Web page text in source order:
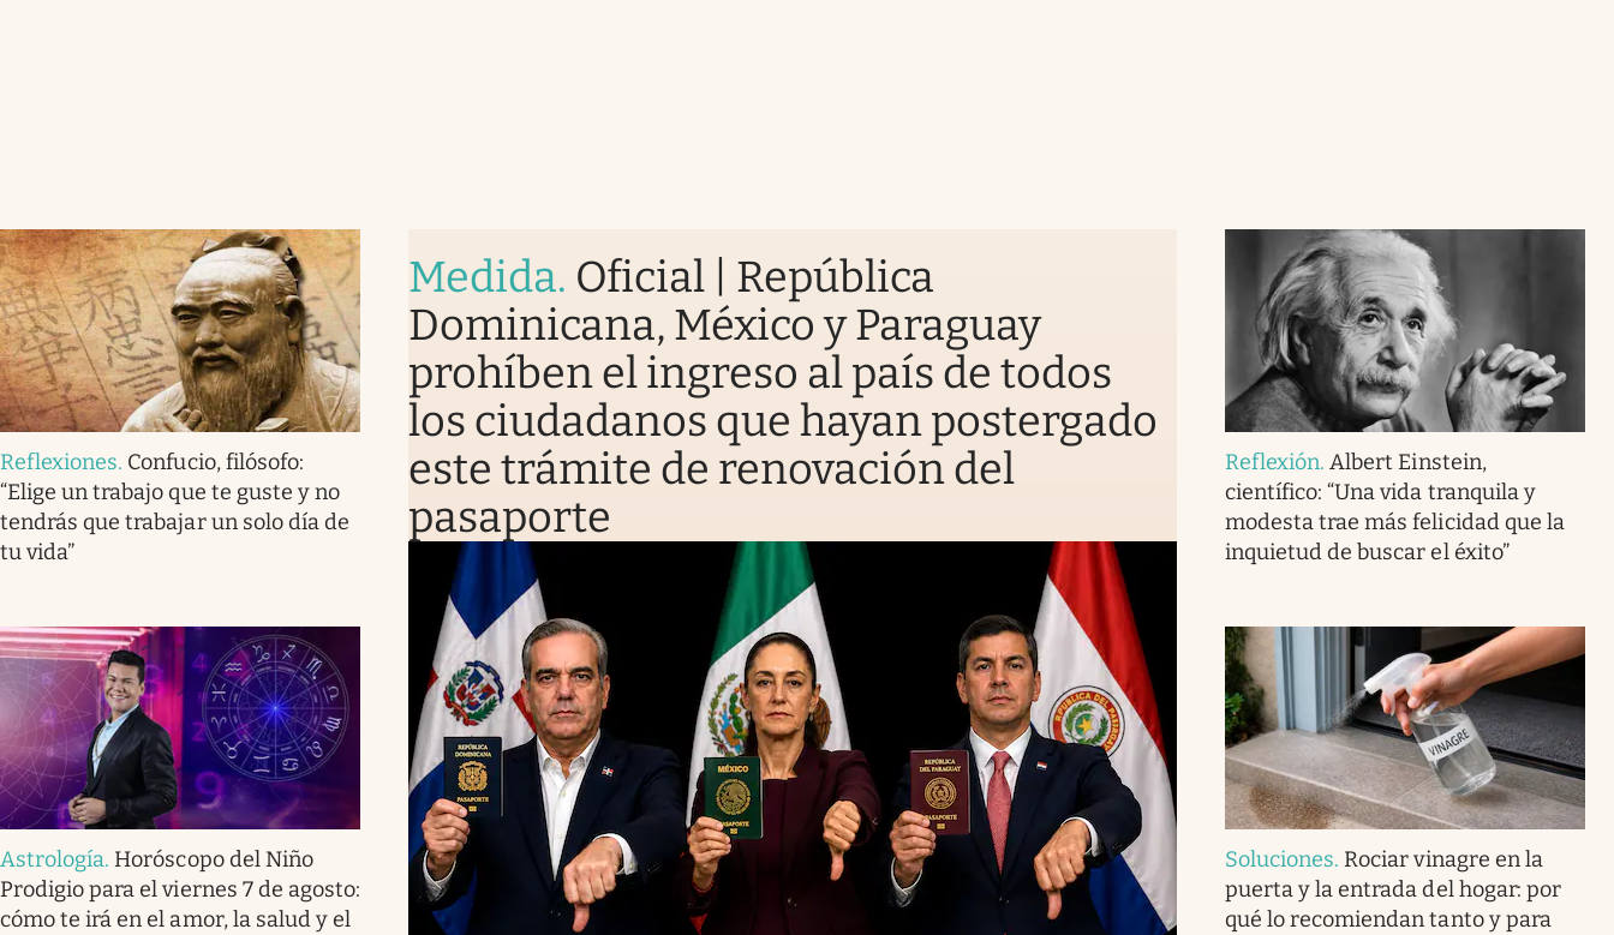
Reflexiones. Confucio, filósofo:
“Elige un trabajo que te guste y no
tendrás que trabajar un solo día de
tu vida”
Medida. Oficial | República
Dominicana, México y Paraguay
prohíben el ingreso al país de todos
los ciudadanos que hayan postergado
este trámite de renovación del
pasaporte
Reflexión.Albert Einstein,
científico: “Una vida tranquila y
modesta trae más felicidad que la
inquietud de buscar el éxito”
Astrología. Horóscopo del Niño
Prodigio para el viernes 7 de agosto:
cómo te irá en el amor, la salud y el
Soluciones. Rociar vinagre en la
puerta y la entrada del hogar: por
qué lo recomiendan tanto y para